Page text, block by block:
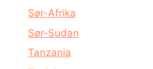
Sør-Afrika
Sør-Sudan
Tanzania